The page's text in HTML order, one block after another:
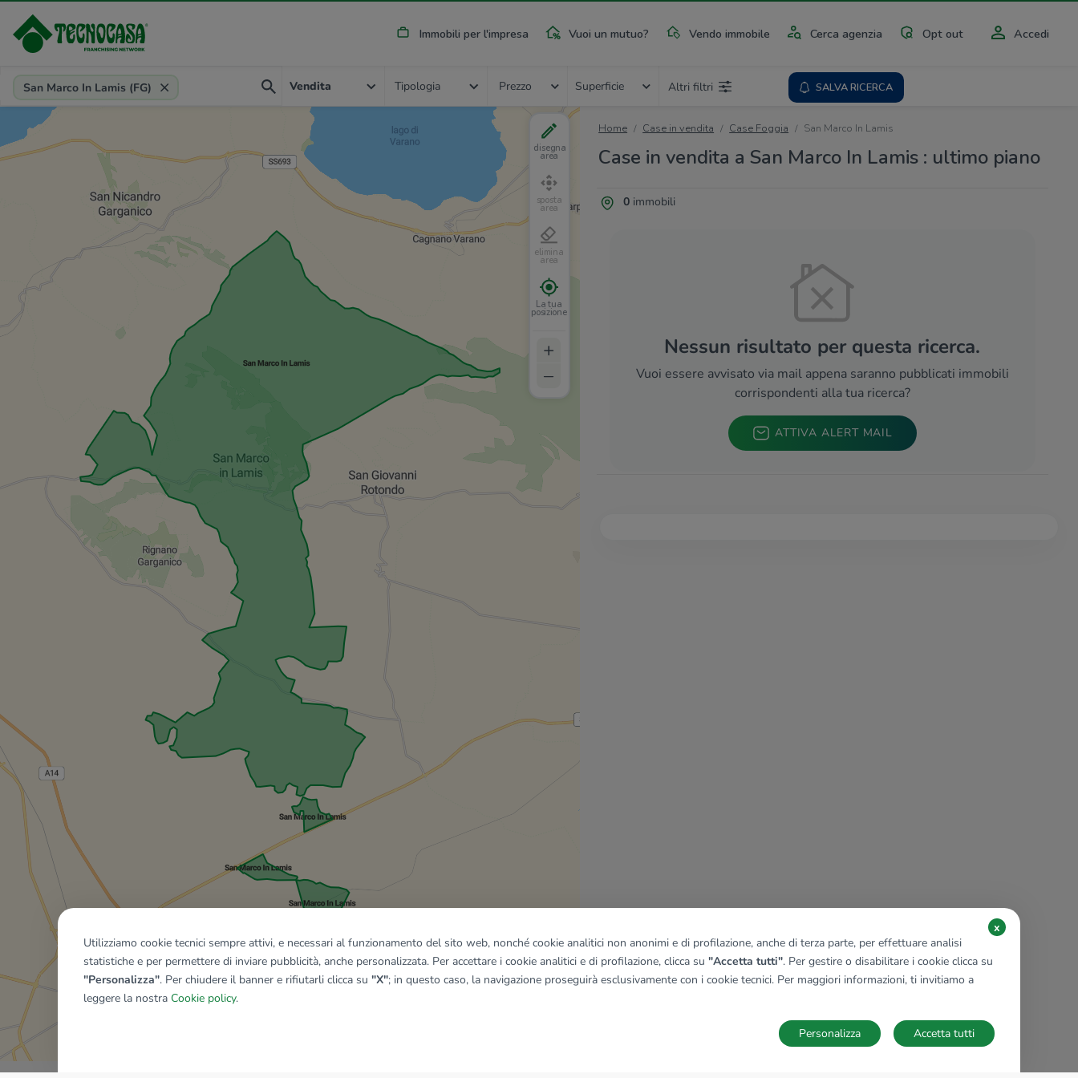
Immobili per l'impresa Vuoi un mutuo? Vendo immobile Cerca agenzia Opt out Accedi
Provincia, comune, zona, riferimento
San Marco In Lamis (FG) Vendita Tipologia Prezzo Superficie Altri filtri SALVA RICERCA
Home Case in vendita Case Foggia San Marco In Lamis
Case in vendita a San Marco In Lamis : ultimo piano
0immobili
Nessun risultato per questa ricerca.
Vuoi essere avvisato via mail appena saranno pubblicati immobili
corrispondenti alla tua ricerca?
ATTIVA ALERT MAIL
disegna
area
sposta
area
elimina
area
La tua
posizione
+
–
Mostra tutti gli immobili del riquadro
Utilizziamo cookie tecnici sempre attivi, e necessari al funzionamento del sito web, nonché cookie analitici non anonimi e di profilazione, anche di terza parte, per effettuare analisi
statistiche e per permettere di inviare pubblicità, anche personalizzata. Per accettare i cookie analitici e di profilazione, clicca su "Accetta tutti". Per gestire o disabilitare i cookie clicca su
"Personalizza". Per chiudere il banner e rifiutarli clicca su "X"; in questo caso, la navigazione proseguirà esclusivamente con i cookie tecnici. Per maggiori informazioni, ti invitiamo a
leggere la nostra Cookie policy.
x
Accetta tutti
Personalizza